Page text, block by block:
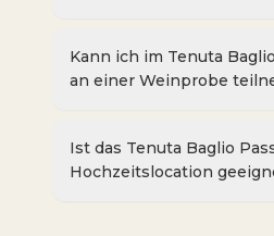
Kann ich im Tenuta
an einer Weinprobe
Ist das Tenuta Baglio
Hochzeitslocation